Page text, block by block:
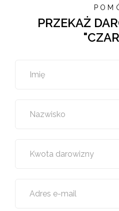
PRZEKAŻ
Imię
Nazwisko
Kwota darowizny
Adres e-mail